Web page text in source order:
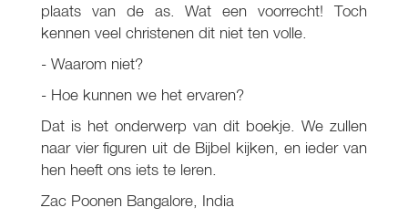
plaats van de as. Wat een voorrecht! Toch
kennen veel christenen dit niet ten volle.
- Waarom niet?
- Hoe kunnen we het ervaren?
Dat is het onderwerp van dit boekje. We zullen
naar vier figuren uit de Bijbel kijken, en ieder van
hen heeft ons iets te leren.
Zac Poonen Bangalore, India